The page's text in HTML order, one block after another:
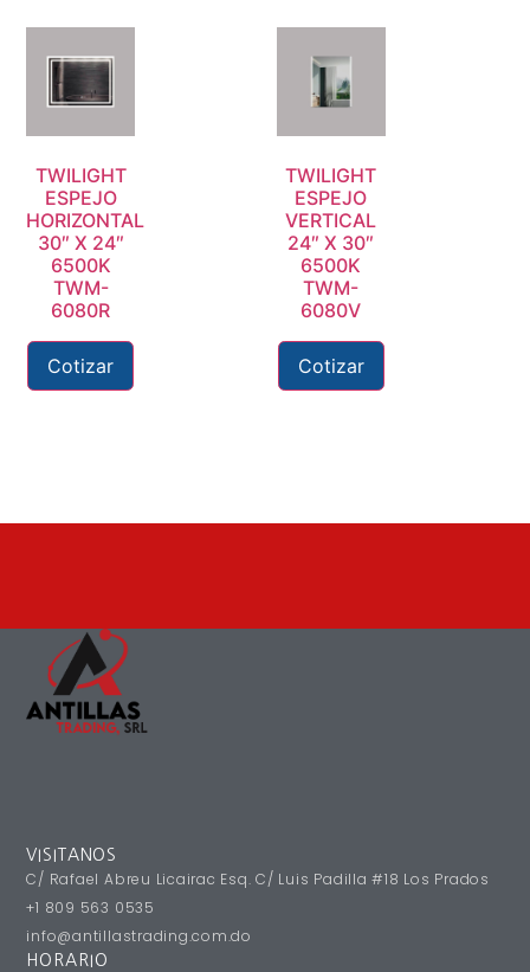
TWILIGHT
ESPEJO
HORIZONTAL
30″ X 24″
6500K
TWM-
6080R
Cotizar
TWILIGHT
ESPEJO
VERTICAL
24″ X 30″
6500K
TWM-
6080V
Cotizar
VISITANOS
C/ Rafael Abreu Licairac Esq. C/ Luis Padilla #18 Los Prados
+1 809 563 0535
info@antillastrading.com.do
HORARIO